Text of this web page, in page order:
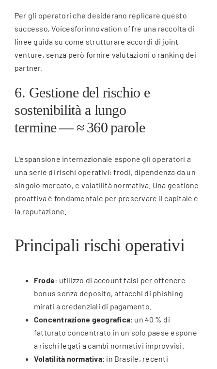
Per gli operatori che desiderano replicare questo
successo, Voicesforinnovation offre una raccolta di
linee guida su come strutturare accordi di joint
venture, senza però fornire valutazioni o ranking dei
partner.
6. Gestione del rischio e
sostenibilità a lungo
termine — ≈ 360 parole
L’espansione internazionale espone gli operatori a
una serie di rischi operativi: frodi, dipendenza da un
singolo mercato, e volatilità normativa. Una gestione
proattiva è fondamentale per preservare il capitale e
la reputazione.
Principali rischi operativi
Frode: utilizzo di account falsi per ottenere
bonus senza deposito, attacchi di phishing
mirati a credenziali di pagamento.
Concentrazione geografica: un 40 % di
fatturato concentrato in un solo paese espone
a rischi legati a cambi normativi improvvisi.
Volatilità normativa: in Brasile, recenti